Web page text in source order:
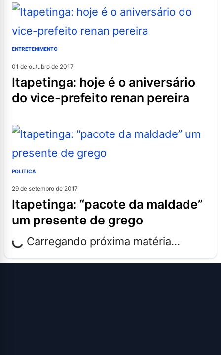
ENTRETENIMENTO
01 de outubro de 2017
itapetinga: hoje é o aniversário
do vice-prefeito renan pereira
POLITICA
29 de setembro de 2017
itapetinga: “pacote da maldade”
um presente de grego
Carregando próxima matéria...